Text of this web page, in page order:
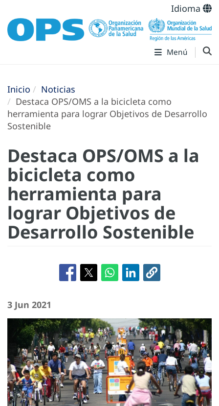
Idioma
Menú
Inicio
Noticias
Destaca OPS/OMS a la bicicleta como
herramienta para lograr Objetivos de Desarrollo
Sostenible
Destaca OPS/OMS a la
bicicleta como
herramienta para
lograr Objetivos de
Desarrollo Sostenible
3 Jun 2021